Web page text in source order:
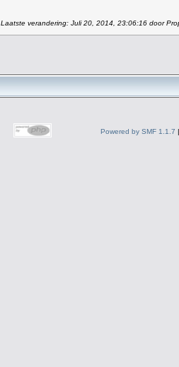
Laatste verandering: Juli 20, 2014, 23:06:16 door
Powered by SMF 1.1.7